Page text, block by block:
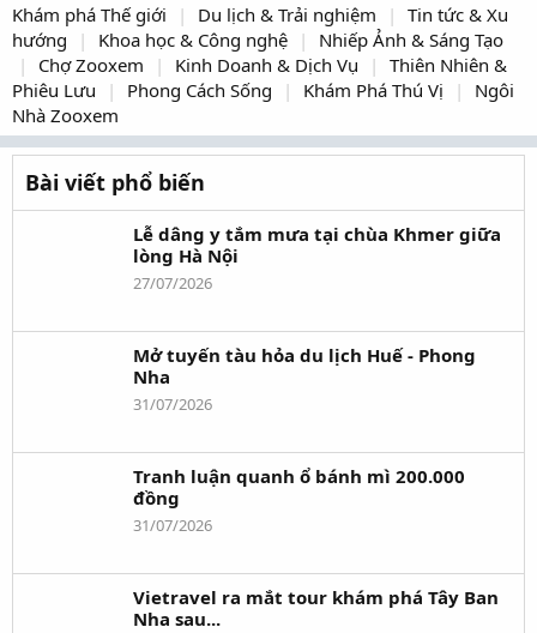
Khám phá Thế giới Du lịch & Trải nghiệm
Tin tức & Xu
hướng
Khoa học & Công nghệ
Nhiếp Ảnh & Sáng Tạo
Chợ Zooxem
Kinh Doanh & Dịch Vụ
Thiên Nhiên &
Phiêu Lưu
Phong Cách Sống Khám Phá Thú Vị
Ngôi
Nhà Zooxem
Bài viết phổ biến
Lễ dâng y tắm mưa tại chùa Khmer giữa
lòng Hà Nội
27/07/2026
Mở tuyến tàu hỏa du lịch Huế - Phong
Nha
31/07/2026
Tranh luận quanh ổ bánh mì 200.000
đồng
31/07/2026
Vietravel ra mắt tour khám phá Tây Ban
Nha sau...